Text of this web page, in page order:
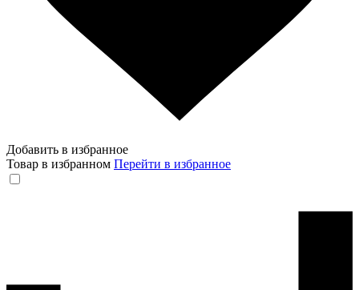
Добавить в избранное
Товар в избранном Перейти в избранное